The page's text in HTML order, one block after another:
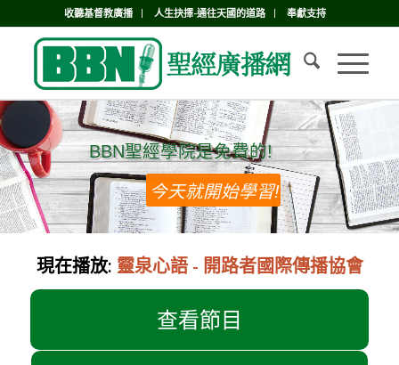
收聽基督教廣播 人生抉擇-通往天國的道路 奉獻支持
BBN聖經學院是免費的!
BBN聖經學院是免費的!
今天就開始學習!
現在播放: 靈泉心語 - 開路者國際傳播協會
查看節目